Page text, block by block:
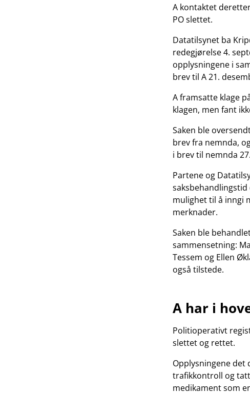
A kontaktet
PO slettet.
Datatilsynet ba
redegjørelse 4.
opplysningene i
brev til A 21.
A framsatte klage
klagen, men fant
Saken ble
brev fra nemnda,
i brev til nemnda
Partene og
mulighet til å inngi
merknader.
Saken ble
sammensetning:
Tessem og Ellen
også tilstede.
A har i
Politioperativt
slettet og rettet.
Opplysningene det
trafikkontroll og
medikament som